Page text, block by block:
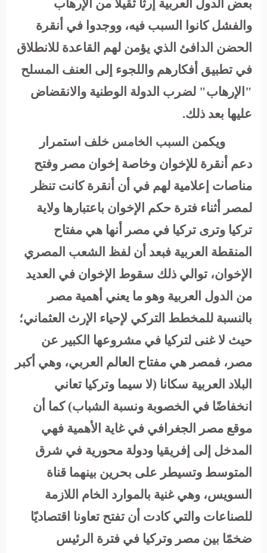
بعض الدول العربية إرثا ثقيلا من الإرهاب
والفشل كانوا السبب فيه، ووجدوا في أنقرة
الحضن الدافئ الذي يؤمن لهم القاعدة للانطلاق
في تطبيق أفكارهم واللجوء إلى العنف المسلح
"الإرهاب" لضرب الدولة الوطنية والانقضاض
عليها بعد ذلك.
ويكمن السبب الخامس خلف استمرار
دعم أنقرة للإخوان وخاصة إخوان مصر وفتح
مناصات إعلامية لهم في أن أنقرة كانت تنظر
لمصر أثناء فترة حكم الإخوان باعتبارها ولاية
تركيا وترى تركيا في مصر أنها هي مفتاح
المنقطة العربية فبعد أن لفظ الشعب المصري
الإخوان، توالي ذلك سقوط الإخوان في العديد
من الدول العربية وهو ما يعني أهمية مصر
بالنسبة للمخطط التركي لإحياء الإرث العثماني؛
حيث لا غنى لتركيا في مشروعها الكبير عن
مصر، فمصر هي مفتاح العالم العربي، وهي أكبر
البلاد العربية سكانا (لا سيما وتركيا تعاني
انخفاضًا في الخصوبة ونسبة الشباب) كما أن
موقع مصر الجغرافي في غاية الأهمية فهي
المدخل إلى إفريقيا ودولة محورية في شرق
المتوسط وتسيطر على بحرين بينهما قناة
السويس، وهي غنية بالموارد الخام اللازمة
للصناعات والتي كادت أن تفتح تعاونا اقتصاديًا
ضخمًا بين مصر وتركيا في فترة الرئيس